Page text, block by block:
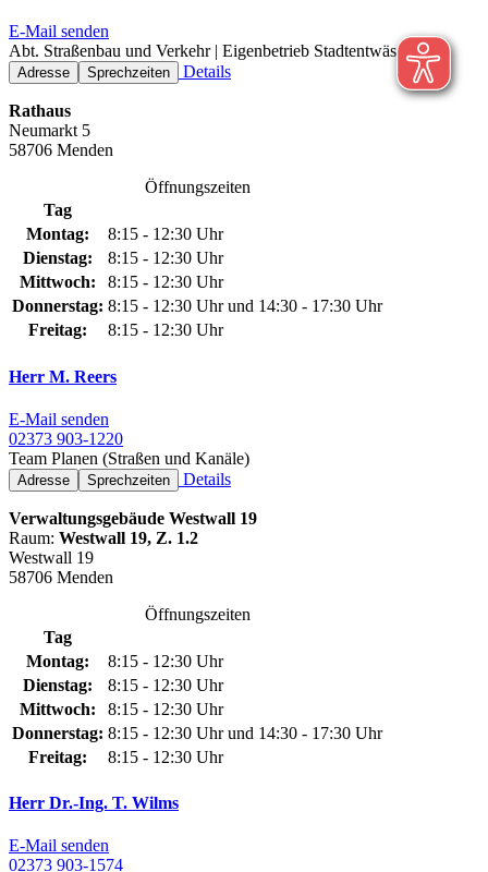
E-Mail senden
Abt. Straßenbau und Verkehr | Eigenbetrieb Stadtentwässerung
Adresse Sprechzeiten Details
Rathaus
Neumarkt 5
58706 Menden
Öffnungszeiten
Tag
Montag:
8:15 - 12:30 Uhr
Dienstag:
8:15 - 12:30 Uhr
Mittwoch:
8:15 - 12:30 Uhr
Donnerstag: 8:15 - 12:30 Uhr und 14:30 - 17:30 Uhr
Freitag:
8:15 - 12:30 Uhr
Herr M. Reers
E-Mail senden
02373 903-1220
Team Planen (Straßen und Kanäle)
Adresse Sprechzeiten Details
Verwaltungsgebäude Westwall 19
Raum: Westwall 19, Z. 1.2
Westwall 19
58706 Menden
Öffnungszeiten
Tag
Montag:
8:15 - 12:30 Uhr
Dienstag:
8:15 - 12:30 Uhr
Mittwoch:
8:15 - 12:30 Uhr
Donnerstag: 8:15 - 12:30 Uhr und 14:30 - 17:30 Uhr
Freitag:
8:15 - 12:30 Uhr
Herr Dr.-Ing. T. Wilms
E-Mail senden
02373 903-1574